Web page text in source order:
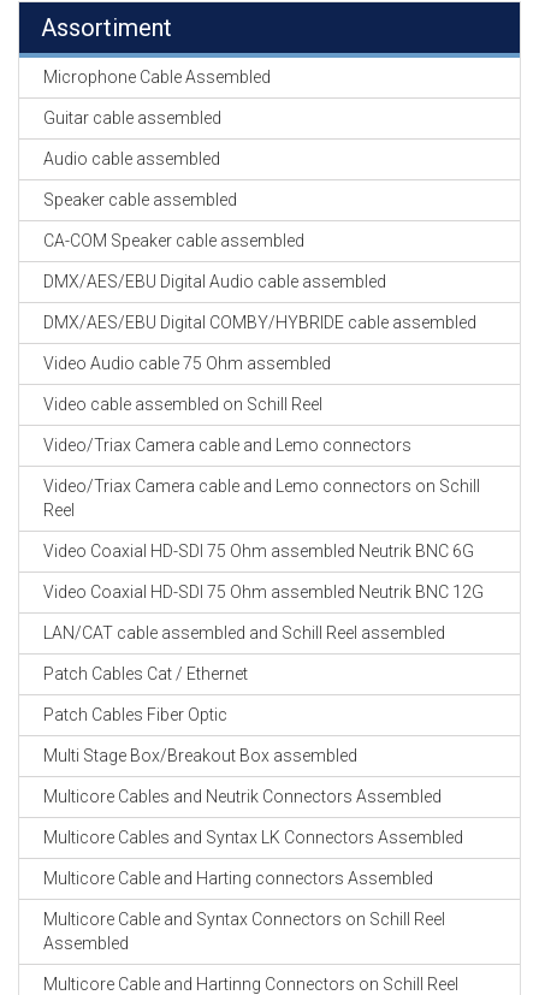
Assortiment
Microphone Cable Assembled
Guitar cable assembled
Audio cable assembled
Speaker cable assembled
CA-COM Speaker cable assembled
DMX/AES/EBU Digital Audio cable assembled
DMX/AES/EBU Digital COMBY/HYBRIDE cable assembled
Video Audio cable 75 Ohm assembled
Video cable assembled on Schill Reel
Video/Triax Camera cable and Lemo connectors
Video/Triax Camera cable and Lemo connectors on Schill
Reel
Video Coaxial HD-SDI 75 Ohm assembled Neutrik BNC 6G
Video Coaxial HD-SDI 75 Ohm assembled Neutrik BNC 12G
LAN/CAT cable assembled and Schill Reel assembled
Patch Cables Cat / Ethernet
Patch Cables Fiber Optic
Multi Stage Box/Breakout Box assembled
Multicore Cables and Neutrik Connectors Assembled
Multicore Cables and Syntax LK Connectors Assembled
Multicore Cable and Harting connectors Assembled
Multicore Cable and Syntax Connectors on Schill Reel
Assembled
Multicore Cable and Hartinng Connectors on Schill Reel